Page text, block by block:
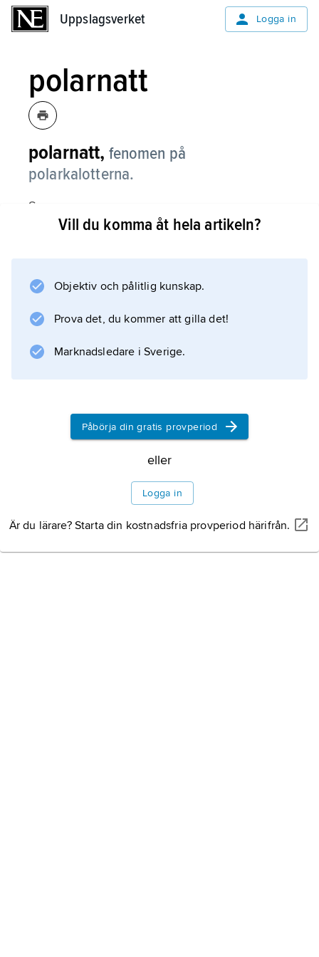
Uppslagsverket Logga in
polarnatt
polarnatt, fenomen på
polarkalotterna.
Se
polardag
Information om artikeln
Vill du komma åt hela artikeln?
Objektiv och pålitlig kunskap.
Prova det, du kommer att gilla det!
Marknadsledare i Sverige.
Påbörja din gratis provperiod
eller
Logga in
Är du lärare? Starta din kostnadsfria provperiod härifrån.